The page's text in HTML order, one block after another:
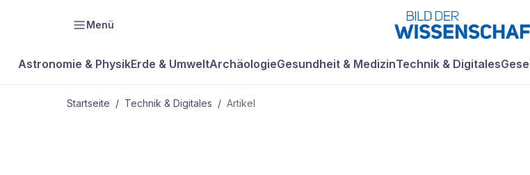
Menü
Astronomie & PhysikErde & UmweltArchäologieGesundheit & MedizinTechnik & Digitales
Startseite / Technik & Digitales / Artikel